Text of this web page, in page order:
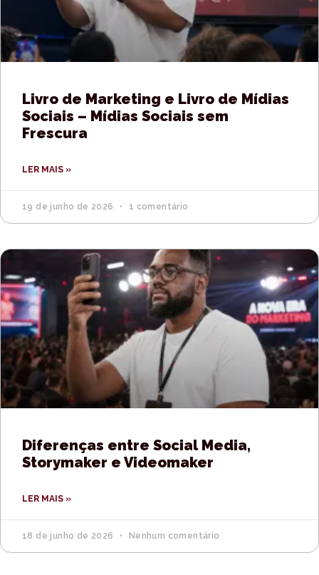
Livro de Marketing e Livro de Mídias
Sociais – Mídias Sociais sem
Frescura
LER MAIS »
19 de junho de 2026 1 comentário
Diferenças entre Social Media,
Storymaker e Videomaker
LER MAIS »
18 de junho de 2026 Nenhum comentário